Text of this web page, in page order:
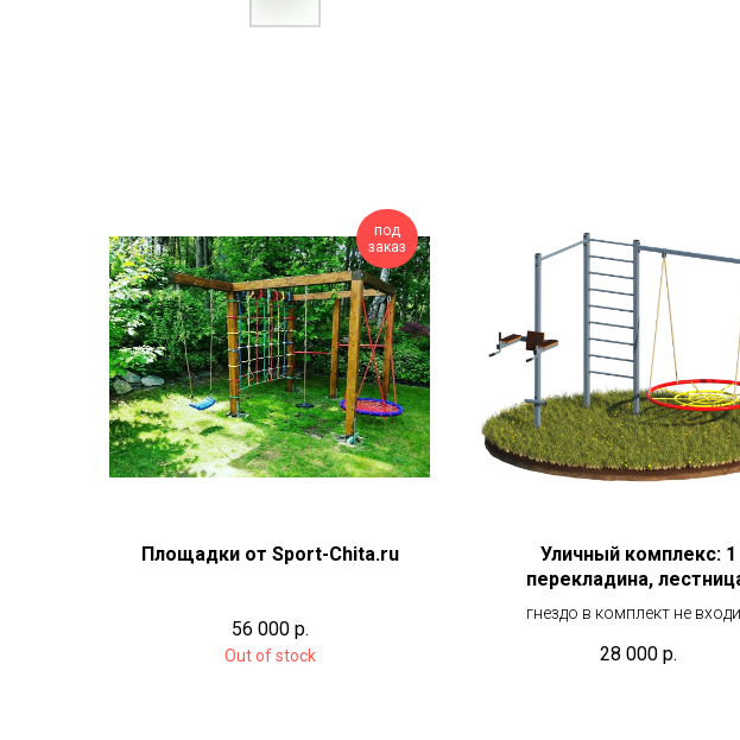
под
заказ
Площадки от Sport-Chita.ru
56 000 р.
Out of stock
Уличный комплекс: 1
перекладина,
гнездо в комплект не
28 000 р.